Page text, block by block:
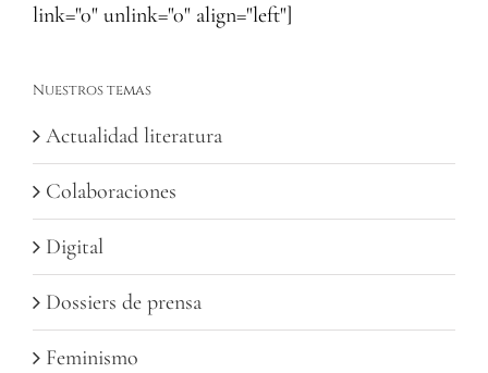
link="0" unlink="0" align="left"]
Nuestros temas
Actualidad literatura
Colaboraciones
Digital
Dossiers de prensa
Feminismo